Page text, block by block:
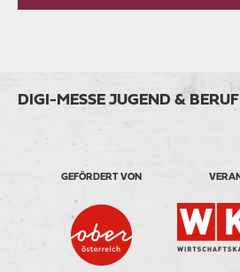
DIGI-MESSE JUGEND & BERUF
GEFÖRDERT VON